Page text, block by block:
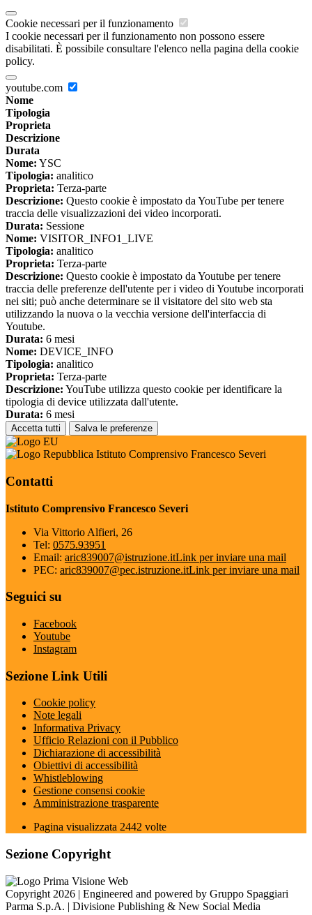
Cookie necessari per il funzionamento
I cookie necessari per il funzionamento non possono essere
disabilitati. È possibile consultare l'elenco nella pagina della cookie
policy.
youtube.com
Nome
Tipologia
Proprieta
Descrizione
Durata
Nome: YSC
Tipologia: analitico
Proprieta: Terza-parte
Descrizione: Questo cookie è impostato da YouTube per tenere
traccia delle visualizzazioni dei video incorporati.
Durata: Sessione
Nome: VISITOR_INFO1_LIVE
Tipologia: analitico
Proprieta: Terza-parte
Descrizione: Questo cookie è impostato da Youtube per tenere
traccia delle preferenze dell'utente per i video di Youtube incorporati
nei siti; può anche determinare se il visitatore del sito web sta
utilizzando la nuova o la vecchia versione dell'interfaccia di
Youtube.
Durata: 6 mesi
Nome: DEVICE_INFO
Tipologia: analitico
Proprieta: Terza-parte
Descrizione: YouTube utilizza questo cookie per identificare la
tipologia di device utilizzata dall'utente.
Durata: 6 mesi
Accetta tutti Salva le preferenze
Istituto Comprensivo Francesco Severi
Contatti
Istituto Comprensivo Francesco Severi
Via Vittorio Alfieri, 26
Tel: 0575.93951
Email: aric839007@istruzione.itLink per inviare una mail
PEC: aric839007@pec.istruzione.itLink per inviare una mail
Seguici su
Facebook
Youtube
Instagram
Sezione Link Utili
Cookie policy
Note legali
Informativa Privacy
Ufficio Relazioni con il Pubblico
Dichiarazione di accessibilità
Obiettivi di accessibilità
Whistleblowing
Gestione consensi cookie
Amministrazione trasparente
Pagina visualizzata 2442 volte
Sezione Copyright
Copyright 2026 | Engineered and powered by Gruppo Spaggiari
Parma S.p.A. | Divisione Publishing & New Social Media